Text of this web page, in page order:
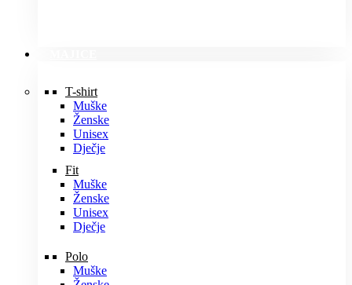
T-shirt
Muške
Ženske
Unisex
Dječje
Fit
Muške
Ženske
Unisex
Dječje
Polo
Muške